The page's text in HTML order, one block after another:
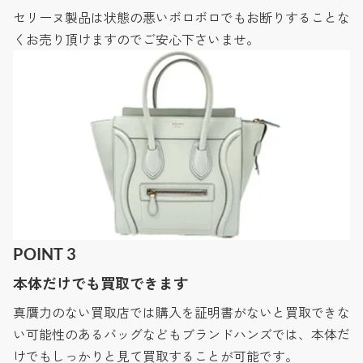
セリーヌ製品は状態の悪いボロボロでもお断りすることな
くお売り頂けますのでご安心下さいませ。
POINT 3
本体だけでも買取できます
真贋力のない買取店では購入を証明書がないと買取できな
い可能性のあるバッグなどもブランドハンズでは、本体だ
けでもしっかりと見て買取することが可能です。